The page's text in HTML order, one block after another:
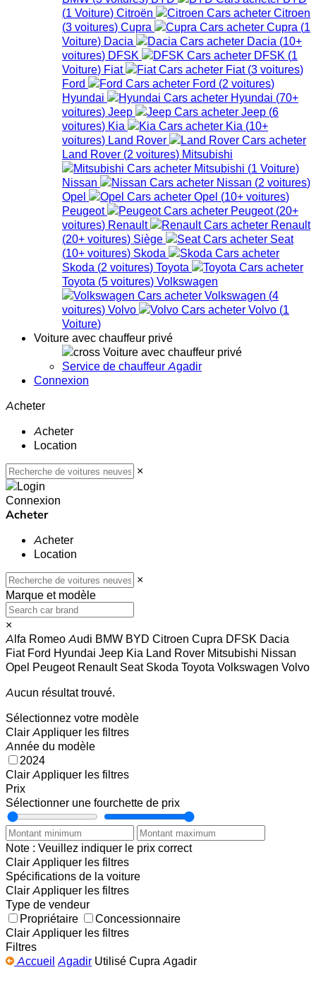
(1 Voiture) Citroën
Citroen
(3 voitures) Cupra Cupra (1
Voiture) Dacia Dacia (10+
voitures) DFSK DFSK (1
Voiture) Fiat Fiat (3 voitures)
Ford
Ford (2 voitures)
Hyundai
Hyundai (70+
voitures) Jeep Jeep (6
voitures) Kia Kia (10+
voitures) Land Rover
Land Rover (2 voitures) Mitsubishi
Mitsubishi (1 Voiture)
Nissan
Nissan (2 voitures)
Opel
Opel (10+ voitures)
Peugeot
Peugeot (20+
voitures) Renault
Renault
(20+ voitures) Siège
Seat
(10+ voitures) Skoda
Skoda (2 voitures) Toyota
Toyota (5 voitures) Volkswagen
Volkswagen (4
voitures) Volvo Volvo (1
Voiture)
Voiture avec chauffeur privé
Voiture avec chauffeur privé
Service de chauffeur Agadir
Connexion
Acheter
Acheter
Location
×
Connexion
Acheter
Acheter
Location
×
Marque et modèle
×
Alfa RomeoAudi BMW BYD Citroen Cupra DFSK Dacia
Fiat Ford Hyundai Jeep Kia Land Rover Mitsubishi Nissan
Opel Peugeot Renault Seat Skoda Toyota Volkswagen Volvo
Aucun résultat trouvé.
Sélectionnez votre modèle
Clair Appliquer les filtres
Année du modèle
2024
Clair Appliquer les filtres
Prix
Sélectionner une fourchette de prix
Note : Veuillez indiquer le prix correct
Clair Appliquer les filtres
Spécifications de la voiture
Clair Appliquer les filtres
Type de vendeur
Propriétaire
Concessionnaire
Clair Appliquer les filtres
Filtres
Accueil Agadir Utilisé Cupra Agadir